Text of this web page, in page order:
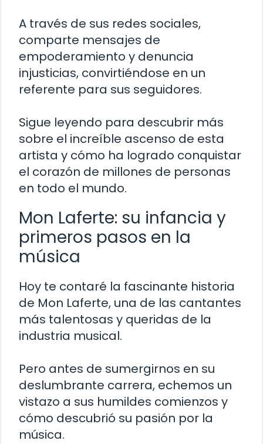
A través de sus redes sociales,
comparte mensajes de
empoderamiento y denuncia
injusticias, convirtiéndose en un
referente para sus seguidores.
Sigue leyendo para descubrir más
sobre el increíble ascenso de esta
artista y cómo ha logrado conquistar
el corazón de millones de personas
en todo el mundo.
Mon Laferte: su infancia y
primeros pasos en la
música
Hoy te contaré la fascinante historia
de Mon Laferte, una de las cantantes
más talentosas y queridas de la
industria musical.
Pero antes de sumergirnos en su
deslumbrante carrera, echemos un
vistazo a sus humildes comienzos y
cómo descubrió su pasión por la
música.